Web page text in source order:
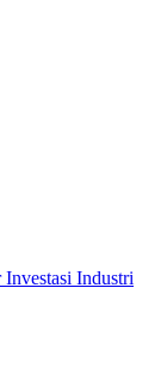
Industri